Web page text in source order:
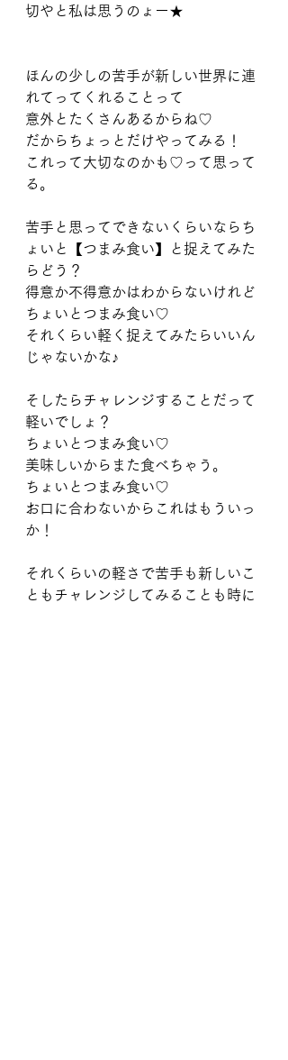
切やと私は思うのょー★
ほんの少しの苦手が新しい世界に連
れてってくれることって
意外とたくさんあるからね♡
だからちょっとだけやってみる！
これって大切なのかも♡って思って
る。
苦手と思ってできないくらいならち
ょいと【つまみ食い】と捉えてみた
らどう？
得意か不得意かはわからないけれど
ちょいとつまみ食い♡
それくらい軽く捉えてみたらいいん
じゃないかな♪
そしたらチャレンジすることだって
軽いでしょ？
ちょいとつまみ食い♡
美味しいからまた食べちゃう。
ちょいとつまみ食い♡
お口に合わないからこれはもういっ
か！
それくらいの軽さで苦手も新しいこ
ともチャレンジしてみることも時に